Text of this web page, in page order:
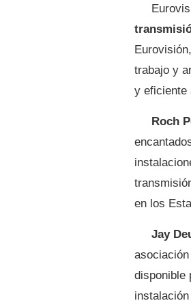
trabajo y
y eficiente
Roch
en los
Jay
disponible